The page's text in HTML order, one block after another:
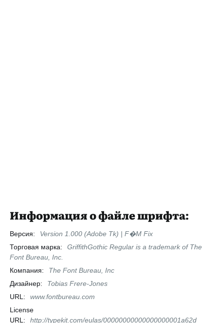
Информация о файле шрифта:
Версия:
Version 1.000 (Adobe Tk) | F�M Fix
Торговая марка:
GriffithGothic Regular is a trademark of The
Font Bureau, Inc.
Компания:
The Font Bureau, Inc
Дизайнер:
Tobias Frere-Jones
URL:
www.fontbureau.com
License
URL:
http://typekit.com/eulas/00000000000000000001a62d